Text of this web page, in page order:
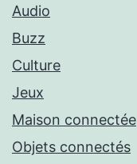
Audio
Buzz
Culture
Jeux
Maison connectée
Objets connectés